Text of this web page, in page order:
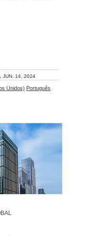
, JUN. 14, 2024
Unidos) Português